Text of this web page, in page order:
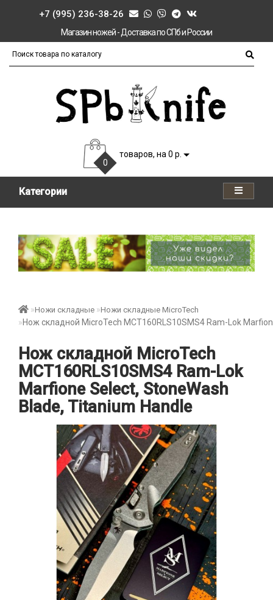
+7 (995) 236-38-26
Магазин ножей - Доставка по СПб и России
0
товаров, на 0 р.
Категории
Ножи складные Ножи складные MicroTech
Нож складной MicroTech MCT160RLS10SMS4 Ram-Lok
Нож складной MicroTech
MCT160RLS10SMS4 Ram-Lok
Marfione Select, StoneWash
Blade, Titanium Handle